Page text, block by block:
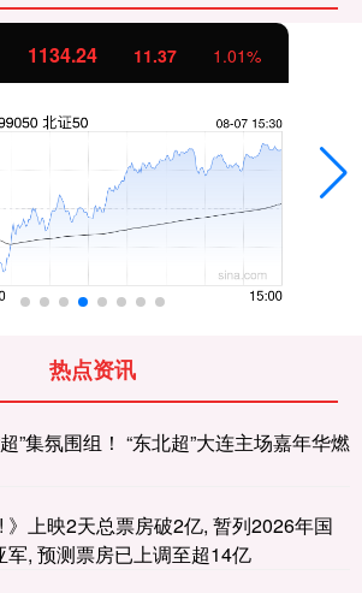
1134.24 11.37 1.01%
热点资讯
”集氛围组！ “东北超”大连主场嘉年华燃
》上映2天总票房破2亿, 暂列2026年国
军, 预测票房已上调至超14亿